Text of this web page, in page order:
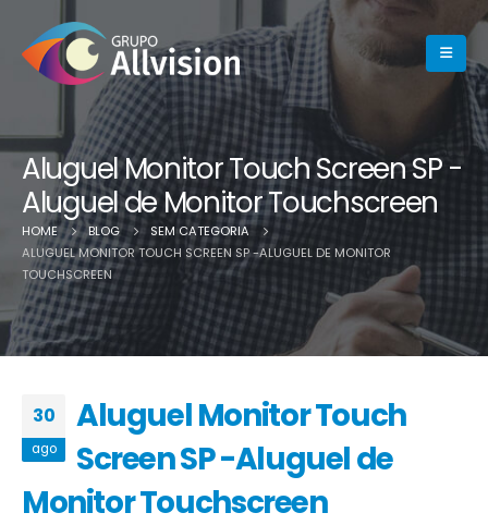
Aluguel Monitor Touch Screen SP -
Aluguel de Monitor Touchscreen
HOME BLOG
SEM CATEGORIA
ALUGUEL MONITOR TOUCH SCREEN SP -ALUGUEL DE MONITOR
TOUCHSCREEN
30
ago
Aluguel Monitor Touch
Screen SP -Aluguel de
Monitor Touchscreen